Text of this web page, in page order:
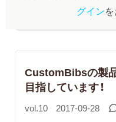
グイン
CustomBibsの製
目指しています！
vol.10 2017-09-28